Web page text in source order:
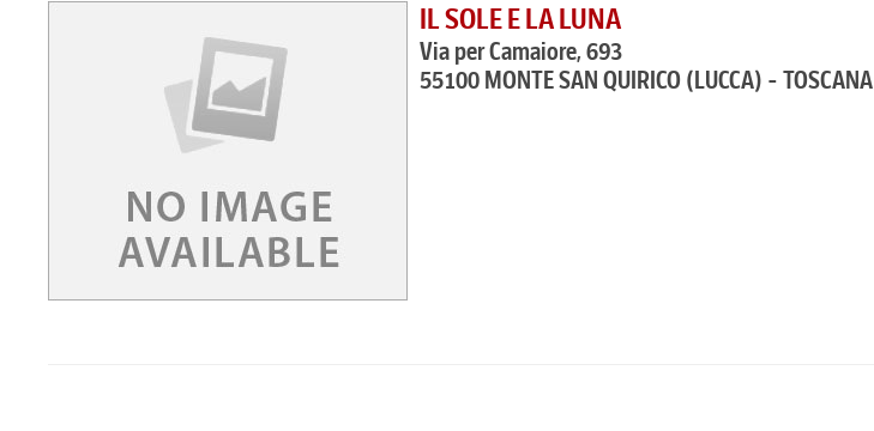
IL SOLE E LA LUNA
Via per Camaiore, 693
55100 MONTE SAN QUIRICO (LUCCA) - TOSCANA